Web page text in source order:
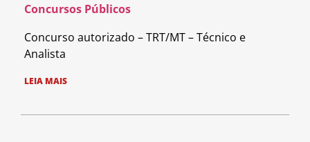
Concursos Públicos
Concurso autorizado – TRT/MT – Técnico e
Analista
LEIA MAIS